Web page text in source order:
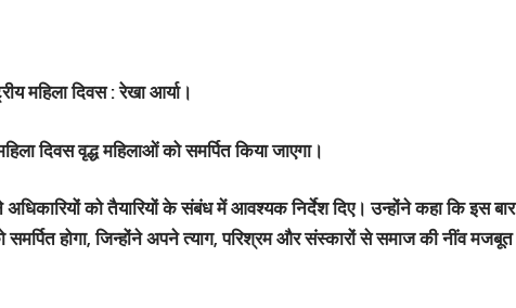
महिला दिवस : रेखा आर्या।
दिवस वृद्ध महिलाओं को समर्पित किया जाएगा।
को तैयारियों के संबंध में आवश्यक निर्देश दिए। उन्होंने कहा कि इस बार
समर्पित होगा, जिन्होंने अपने त्याग, परिश्रम और संस्कारों से समाज की नींव मजबूत